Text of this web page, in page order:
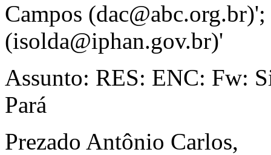
Campos
(isolda@iphan.gov.br)'
Assunto: RES: ENC: Fw:
Pará
Prezado Antônio Carlos,